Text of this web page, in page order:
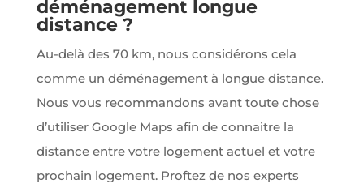
déménagement longue
distance ?
Au-delà des 70 km, nous considérons cela
comme un déménagement à longue distance.
Nous vous recommandons avant toute chose
d’utiliser Google Maps afin de connaitre la
distance entre votre logement actuel et votre
prochain logement. Proftez de nos experts